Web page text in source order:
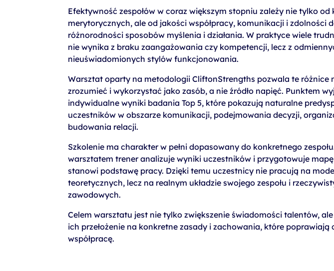
szkolenia
egzaminy
Efektywność zespołów w coraz większym stopniu zależy nie tylko od
merytorycznych, ale od jakości współpracy, komunikacji i zdolności
różnorodności sposobów myślenia i działania. W praktyce wiele
nie wynika z braku zaangażowania czy kompetencji, lecz z
nieuświadomionych stylów funkcjonowania.
Warsztat oparty na metodologii CliftonStrengths pozwala te różnice
zrozumieć i wykorzystać jako zasób, a nie źródło napięć. Punktem
indywidualne wyniki badania Top 5, które pokazują naturalne
uczestników w obszarze komunikacji, podejmowania decyzji,
budowania relacji.
Szkolenie ma charakter w pełni dopasowany do konkretnego
warsztatem trener analizuje wyniki uczestników i przygotowuje
stanowi podstawę pracy. Dzięki temu uczestnicy nie pracują na
teoretycznych, lecz na realnym układzie swojego zespołu i
zawodowych.
Celem warsztatu jest nie tylko zwiększenie świadomości talentów,
ich przełożenie na konkretne zasady i zachowania, które poprawiają
współpracę.